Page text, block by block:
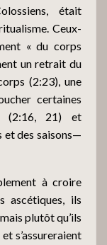
était
Ceux-
« du corps
un retrait du
(2:23), une
certaines
(2:16, 21) et
et des saisons—
à croire
ascétiques, ils
plutôt qu’ils
s’assureraient